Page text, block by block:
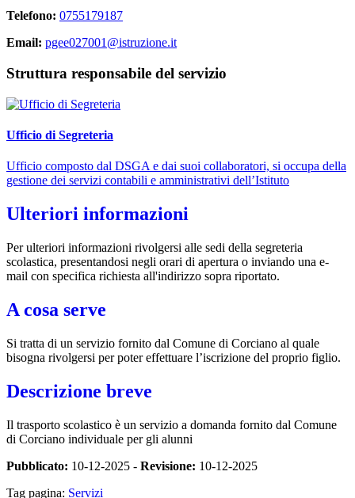
Telefono: 0755179187
Email: pgee027001@istruzione.it
Struttura responsabile del servizio
Ufficio di Segreteria
Ufficio composto dal DSGA e dai suoi collaboratori, si occupa della
gestione dei servizi contabili e amministrativi dell’Istituto
Ulteriori informazioni
Per ulteriori informazioni rivolgersi alle sedi della segreteria
scolastica, presentandosi negli orari di apertura o inviando una e-
mail con specifica richiesta all'indirizzo sopra riportato.
A cosa serve
Si tratta di un servizio fornito dal Comune di Corciano al quale
bisogna rivolgersi per poter effettuare l’iscrizione del proprio figlio.
Descrizione breve
Il trasporto scolastico è un servizio a domanda fornito dal Comune
di Corciano individuale per gli alunni
Pubblicato: 10-12-2025 - Revisione: 10-12-2025
Tag pagina: Servizi